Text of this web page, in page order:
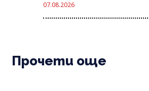
07.08.2026
Прочети още